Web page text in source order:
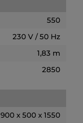
550
230 V / 50 Hz
1,83 m
2850
900 x 500 x 1550